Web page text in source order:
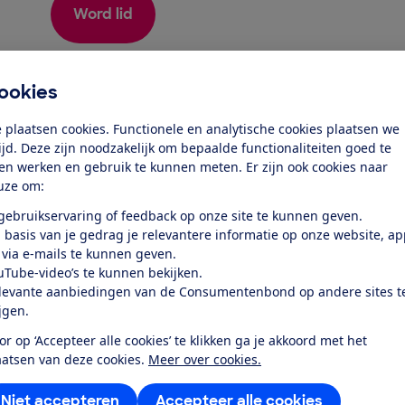
plaatsen cookies. Functionele en analytische cookies plaatsen we
Deze zijn noodzakelijk om bepaalde functionaliteiten goed te
werken en gebruik te kunnen meten. Er zijn ook cookies naar
om:
of feedback op onze site te kunnen geven.
basis van je gedrag je relevantere informatie op onze website,
e-mails te kunnen geven.
video’s te kunnen bekijken.
aanbiedingen van de Consumentenbond op andere sites
op ‘Accepteer alle cookies’ te klikken ga je akkoord met het
van deze cookies. Meer over cookies.
Accepteer alle cookies
Niet accepteren
Word lid
op van harde vloeren en
worden...